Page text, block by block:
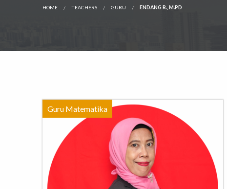
HOME TEACHERS GURU ENDANG R., M.PD
Guru Matematika